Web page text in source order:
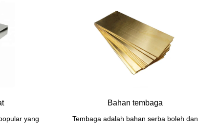
yang
Bahan tembaga
Tembaga adalah bahan serba boleh dan